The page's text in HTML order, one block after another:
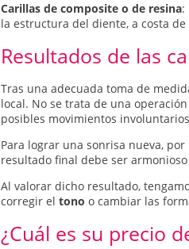
Carillas de composite o de resina:
la estructura del diente, a costa
Resultados de las
Tras una adecuada toma de
local. No se trata de una
posibles movimientos
Para lograr una sonrisa nueva,
resultado final debe ser
Al valorar dicho resultado,
corregir el tono o cambiar las
¿Cuál es su precio